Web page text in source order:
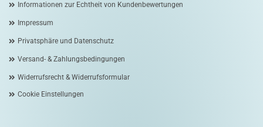
Informationen zur Echtheit von Kundenbewertungen
Impressum
Privatsphäre und Datenschutz
Versand- & Zahlungsbedingungen
Widerrufsrecht & Widerrufsformular
Cookie Einstellungen